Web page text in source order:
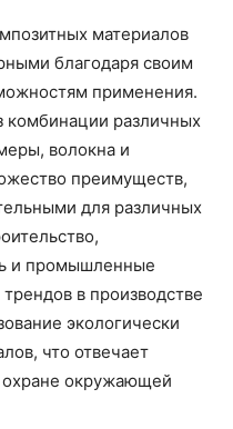
материалов
благодаря своим
применения.
комбинации различных
волокна и
преимуществ,
для различных
и промышленные
в производстве
экологически
что отвечает
окружающей